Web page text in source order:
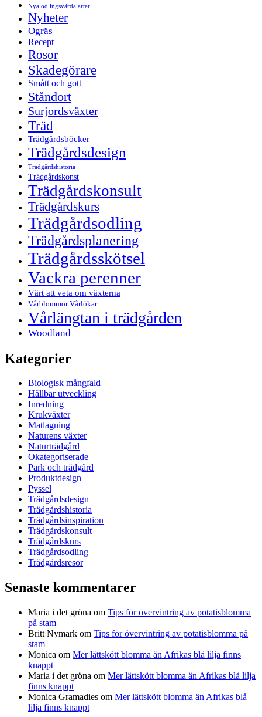
Nya odlingsvärda arter
Nyheter
Ogräs
Recept
Rosor
Skadegörare
Smått och gott
Ståndort
Surjordsväxter
Träd
Trädgårdsböcker
Trädgårdsdesign
Trädgårdshistoria
Trädgårdskonst
Trädgårdskonsult
Trädgårdskurs
Trädgårdsodling
Trädgårdsplanering
Trädgårdsskötsel
Vackra perenner
Värt att veta om växterna
Vårblommor Vårlökar
Vårlängtan i trädgården
Woodland
Kategorier
Biologisk mångfald
Hållbar utveckling
Inredning
Krukväxter
Matlagning
Naturens växter
Naturträdgård
Okategoriserade
Park och trädgård
Produktdesign
Pyssel
Trädgårdsdesign
Trädgårdshistoria
Trädgårdsinspiration
Trädgårdskonsult
Trädgårdskurs
Trädgårdsodling
Trädgårdsresor
Senaste kommentarer
Maria i det gröna om Tips för övervintring av potatisblomma
på stam
Britt Nymark om Tips för övervintring av potatisblomma på
stam
Monica om Mer lättskött blomma än Afrikas blå lilja finns
knappt
Maria i det gröna om Mer lättskött blomma än Afrikas blå lilja
finns knappt
Monica Gramadies om Mer lättskött blomma än Afrikas blå
lilja finns knappt